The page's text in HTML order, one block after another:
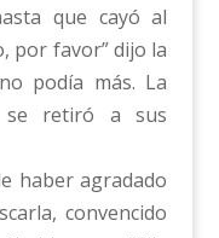
que cayó al
por favor” dijo la
podía más. La
retiró a sus
haber agradado
convencido